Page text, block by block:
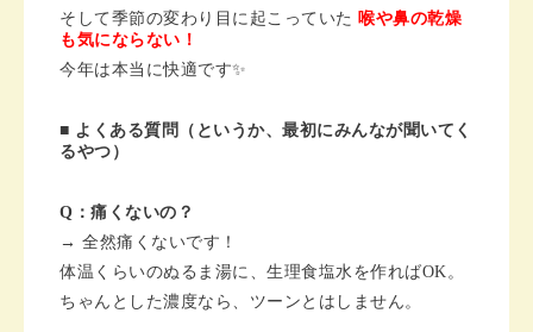
そして季節の変わり目に起こっていた 喉や鼻の乾燥
も気にならない！
今年は本当に快適です✨
■ よくある質問（というか、最初にみんなが聞いてく
るやつ）
Q：痛くないの？
→ 全然痛くないです！
体温くらいのぬるま湯に、生理食塩水を作ればOK。
ちゃんとした濃度なら、ツーンとはしません。